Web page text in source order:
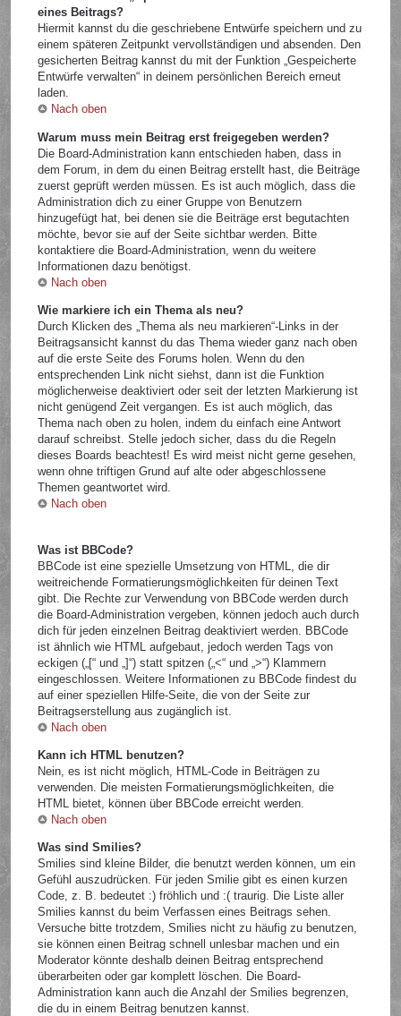
eines Beitrags?
Hiermit kannst du die geschriebene Entwürfe speichern und zu
einem späteren Zeitpunkt vervollständigen und absenden. Den
gesicherten Beitrag kannst du mit der Funktion „Gespeicherte
Entwürfe verwalten“ in deinem persönlichen Bereich erneut
laden.
Nach oben
Warum muss mein Beitrag erst freigegeben werden?
Die Board-Administration kann entschieden haben, dass in
dem Forum, in dem du einen Beitrag erstellt hast, die Beiträge
zuerst geprüft werden müssen. Es ist auch möglich, dass die
Administration dich zu einer Gruppe von Benutzern
hinzugefügt hat, bei denen sie die Beiträge erst begutachten
möchte, bevor sie auf der Seite sichtbar werden. Bitte
kontaktiere die Board-Administration, wenn du weitere
Informationen dazu benötigst.
Nach oben
Wie markiere ich ein Thema als neu?
Durch Klicken des „Thema als neu markieren“-Links in der
Beitragsansicht kannst du das Thema wieder ganz nach oben
auf die erste Seite des Forums holen. Wenn du den
entsprechenden Link nicht siehst, dann ist die Funktion
möglicherweise deaktiviert oder seit der letzten Markierung ist
nicht genügend Zeit vergangen. Es ist auch möglich, das
Thema nach oben zu holen, indem du einfach eine Antwort
darauf schreibst. Stelle jedoch sicher, dass du die Regeln
dieses Boards beachtest! Es wird meist nicht gerne gesehen,
wenn ohne triftigen Grund auf alte oder abgeschlossene
Themen geantwortet wird.
Nach oben
Was ist BBCode?
BBCode ist eine spezielle Umsetzung von HTML, die dir
weitreichende Formatierungsmöglichkeiten für deinen Text
gibt. Die Rechte zur Verwendung von BBCode werden durch
die Board-Administration vergeben, können jedoch auch durch
dich für jeden einzelnen Beitrag deaktiviert werden. BBCode
ist ähnlich wie HTML aufgebaut, jedoch werden Tags von
eckigen („[“ und „]“) statt spitzen („<“ und „>“) Klammern
eingeschlossen. Weitere Informationen zu BBCode findest du
auf einer speziellen Hilfe-Seite, die von der Seite zur
Beitragserstellung aus zugänglich ist.
Nach oben
Kann ich HTML benutzen?
Nein, es ist nicht möglich, HTML-Code in Beiträgen zu
verwenden. Die meisten Formatierungsmöglichkeiten, die
HTML bietet, können über BBCode erreicht werden.
Nach oben
Was sind Smilies?
Smilies sind kleine Bilder, die benutzt werden können, um ein
Gefühl auszudrücken. Für jeden Smilie gibt es einen kurzen
Code, z. B. bedeutet :) fröhlich und :( traurig. Die Liste aller
Smilies kannst du beim Verfassen eines Beitrags sehen.
Versuche bitte trotzdem, Smilies nicht zu häufig zu benutzen,
sie können einen Beitrag schnell unlesbar machen und ein
Moderator könnte deshalb deinen Beitrag entsprechend
überarbeiten oder gar komplett löschen. Die Board-
Administration kann auch die Anzahl der Smilies begrenzen,
die du in einem Beitrag benutzen kannst.